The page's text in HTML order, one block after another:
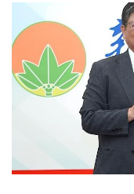
刊登